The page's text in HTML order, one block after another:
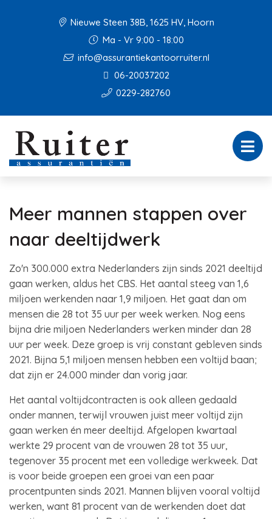
Nieuwe Steen 38B, 1625 HV, Hoorn
Ma - Vr 9:00 - 18:00
info@assurantiekantoorruiter.nl
06-20037202
0229-282760
Meer mannen stappen over
naar deeltijdwerk
Zo'n 300.000 extra Nederlanders zijn sinds 2021 deeltijd
gaan werken, aldus het CBS. Het aantal steeg van 1,6
miljoen werkenden naar 1,9 miljoen. Het gaat dan om
mensen die 28 tot 35 uur per week werken. Nog eens
bijna drie miljoen Nederlanders werken minder dan 28
uur per week. Deze groep is vrij constant gebleven sinds
2021. Bijna 5,1 miljoen mensen hebben een voltijd baan;
dat zijn er 24.000 minder dan vorig jaar.
Het aantal voltijdcontracten is ook alleen gedaald
onder mannen, terwijl vrouwen juist meer voltijd zijn
gaan werken én meer deeltijd. Afgelopen kwartaal
werkte 29 procent van de vrouwen 28 tot 35 uur,
tegenover 35 procent met een volledige werkweek. Dat
is voor beide groepen een groei van een paar
procentpunten sinds 2021. Mannen blijven vooral voltijd
werken, want 81 procent van de werkenden doet dat